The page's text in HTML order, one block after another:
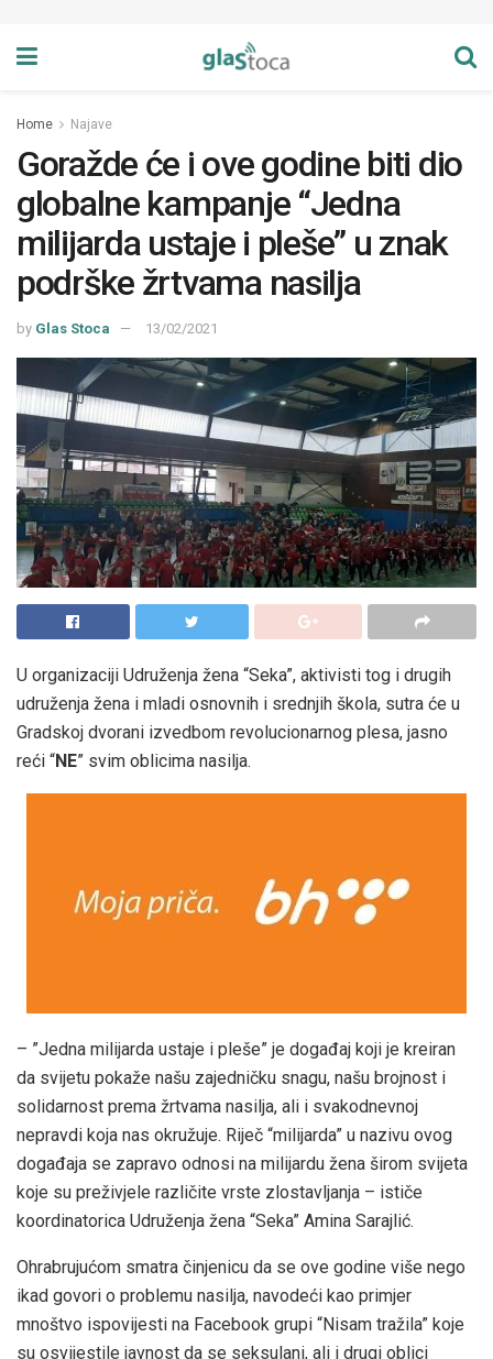
Home Najave
Goražde će i ove godine biti dio
globalne kampanje “Jedna
milijarda ustaje i pleše” u znak
podrške žrtvama nasilja
by Glas Stoca 13/02/2021
U organizaciji Udruženja žena “Seka”, aktivisti tog i drugih
udruženja žena i mladi osnovnih i srednjih škola, sutra će u
Gradskoj dvorani izvedbom revolucionarnog plesa, jasno
reći “NE” svim oblicima nasilja.
– ”Jedna milijarda ustaje i pleše” je događaj koji je kreiran
da svijetu pokaže našu zajedničku snagu, našu brojnost i
solidarnost prema žrtvama nasilja, ali i svakodnevnoj
nepravdi koja nas okružuje. Riječ “milijarda” u nazivu ovog
događaja se zapravo odnosi na milijardu žena širom svijeta
koje su preživjele različite vrste zlostavljanja – ističe
koordinatorica Udruženja žena “Seka” Amina Sarajlić.
Ohrabrujućom smatra činjenicu da se ove godine više nego
ikad govori o problemu nasilja, navodeći kao primjer
mnoštvo ispovijesti na Facebook grupi “Nisam tražila” koje
su osvijestile javnost da se seksulani, ali i drugi oblici